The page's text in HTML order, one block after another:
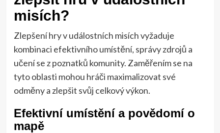
misích?
Zlepšení hry v událostních misích vyžaduje
kombinaci efektivního umístění, správy zdrojů a
učení se z poznatků komunity. Zaměřením se na
tyto oblasti mohou hráči maximalizovat své
odměny a zlepšit svůj celkový výkon.
Efektivní umístění a povědomí o
mapě